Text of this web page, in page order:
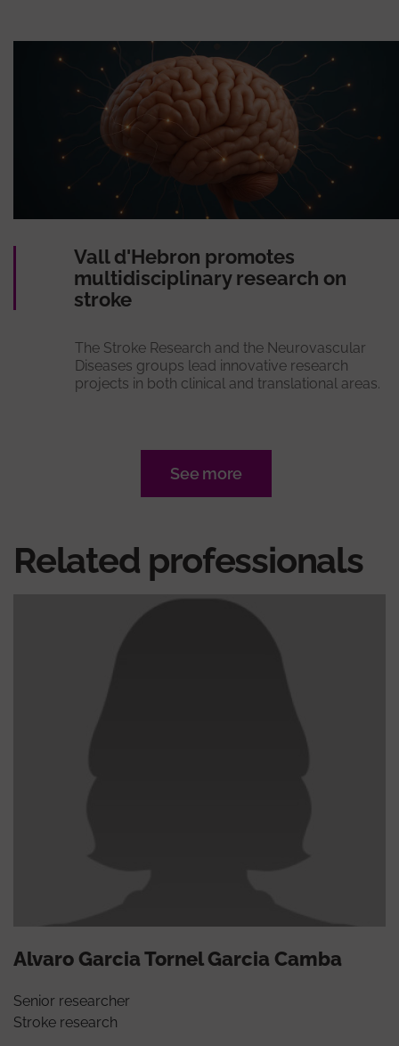
Vall d'Hebron promotes
multidisciplinary research on
stroke
The Stroke Research and the Neurovascular
Diseases groups lead innovative research
projects in both clinical and translational areas.
See more
Related professionals
Alvaro Garcia Tornel Garcia Camba
Senior researcher
Stroke research